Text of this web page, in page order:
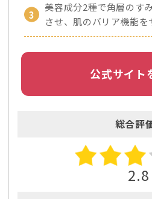
美容成分2種で角層のす
させ、肌のバリア機能を
公式サイト
総合評
2.8